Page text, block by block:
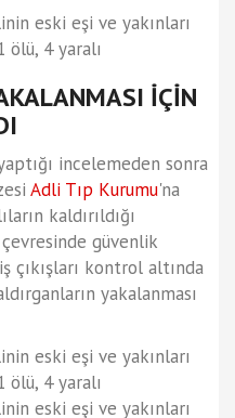
İÇİN
incelemeden sonra
Adli Tıp Kurumu'na
kaldırıldığı
güvenlik
çıkışları kontrol altında
yakalanması